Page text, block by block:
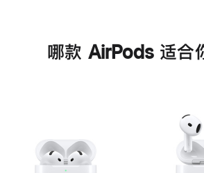
哪款 AirPods 适合